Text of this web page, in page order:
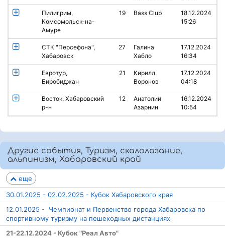
Пилигрим,
Комсомольск-на-
Амуре
19 Bass Club
18.12.2024
15:26
СТК "Персефона",
Хабаровск
27
Галина
Хабло
17.12.2024
16:34
Евротур,
Биробиджан
21
Кирилл
Воронов
17.12.2024
04:18
Восток, Хабаровский
р-н
12
Анатолий
Азарнин
16.12.2024
10:54
Другие события, Туризм, скалолазание,
альпинизм, Хабаровский край
еще
30.01.2025 - 02.02.2025 - Кубок Хабаровского края
12.01.2025 - Чемпионат и Первенство города Хабаровска по
спортивному туризму на пешеходных дистанциях
21-22.12.2024 - Кубок "Реал Авто"